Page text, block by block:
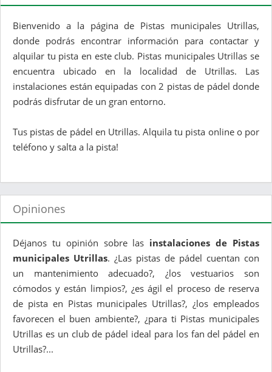
Bienvenido a la página de Pistas municipales Utrillas,
donde podrás encontrar información para contactar y
alquilar tu pista en este club. Pistas municipales Utrillas se
encuentra ubicado en la localidad de Utrillas. Las
instalaciones están equipadas con 2 pistas de pádel donde
podrás disfrutar de un gran entorno.
Tus pistas de pádel en Utrillas. Alquila tu pista online o por
teléfono y salta a la pista!
Opiniones
Déjanos tu opinión sobre las instalaciones de Pistas
municipales Utrillas. ¿Las pistas de pádel cuentan con
un mantenimiento adecuado?, ¿los vestuarios son
cómodos y están limpios?, ¿es ágil el proceso de reserva
de pista en Pistas municipales Utrillas?, ¿los empleados
favorecen el buen ambiente?, ¿para ti Pistas municipales
Utrillas es un club de pádel ideal para los fan del pádel en
Utrillas?...